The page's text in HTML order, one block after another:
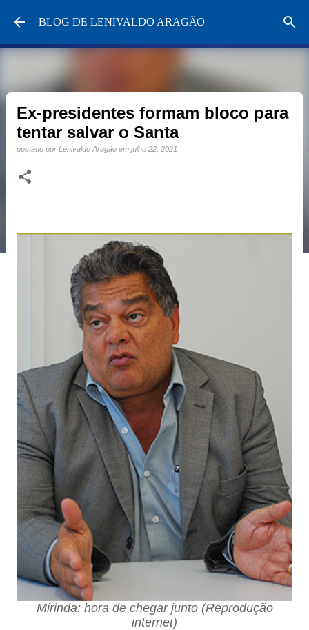
Pular para o conteúdo principal
BLOG DE LENIVALDO ARAGÃO
Ex-presidentes formam bloco para
tentar salvar o Santa
postado por Lenivaldo Aragão em julho 22, 2021
Mirinda: hora de chegar junto (Reprodução
internet)